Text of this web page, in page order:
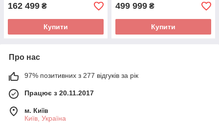
Каждый комплект включает 10 видов инструментов и
шиномонтажа. В зависимости от типа комплекта станки и
инструменты отличаются своими параметрами.
шиномонтажу та балансування, повітряний компресор,
162 499 ₴
Купити
499 999 ₴
Купити
Про нас
97% позитивних з 277 відгуків за рік
Працює з 20.11.2017
м. Київ
Київ, Україна